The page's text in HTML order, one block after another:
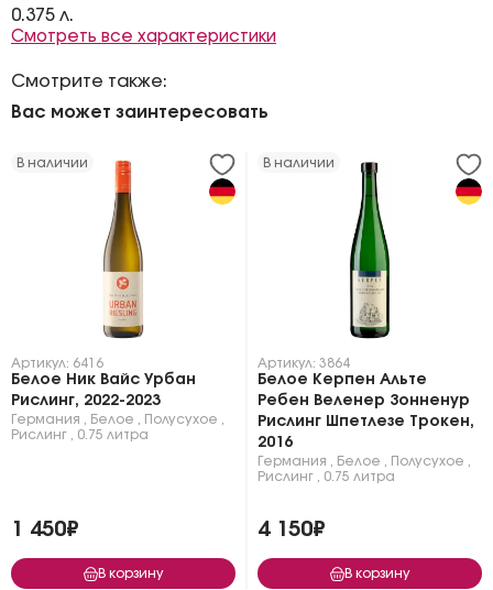
0.375 л.
Смотреть все характеристики
Смотрите также:
Вас может заинтересовать
В наличии
Артикул: 6416
Белое Ник Вайс Урбан
Рислинг, 2022-2023
Германия Белое Полусухое
Рислинг
0.75 литра
1 450₽
В корзину
В наличии
Артикул: 3864
Белое Керпен Альте
Ребен Веленер Зонненур
Рислинг Шпетлезе Трокен,
2016
Германия Белое Полусухое
Рислинг
0.75 литра
4 150₽
В корзину